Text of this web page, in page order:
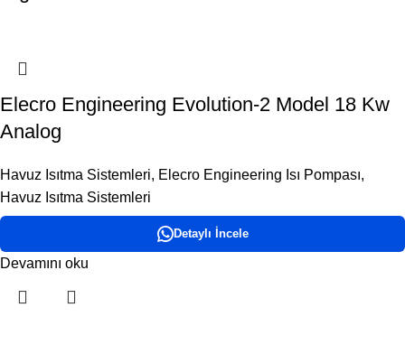
Elecro Engineering Evolution-2 Model 18 Kw
Analog
Havuz Isıtma Sistemleri, Elecro Engineering Isı Pompası,
Havuz Isıtma Sistemleri
Detaylı İncele
Devamını oku